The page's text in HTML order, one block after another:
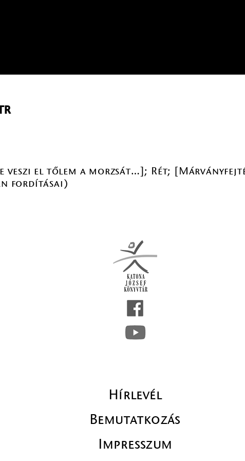
veszi el tőlem a morzsát…]; Rét;
fordításai)
Hírlevél
Bemutatkozás
Impresszum